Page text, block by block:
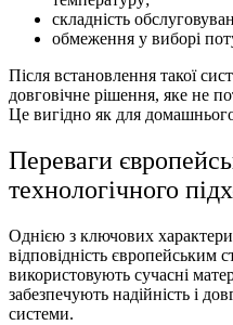
складність
обмеження у виборі
Після встановлення такої
довговічне рішення, яке не
Це вигідно як для
Переваги
технологічного
Однією з ключових
відповідність європейським
використовують сучасні
забезпечують надійність і
системи.